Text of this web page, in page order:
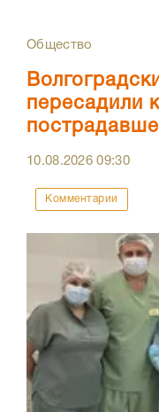
Общество
пересадили
10.08.202609:30
Комментарии